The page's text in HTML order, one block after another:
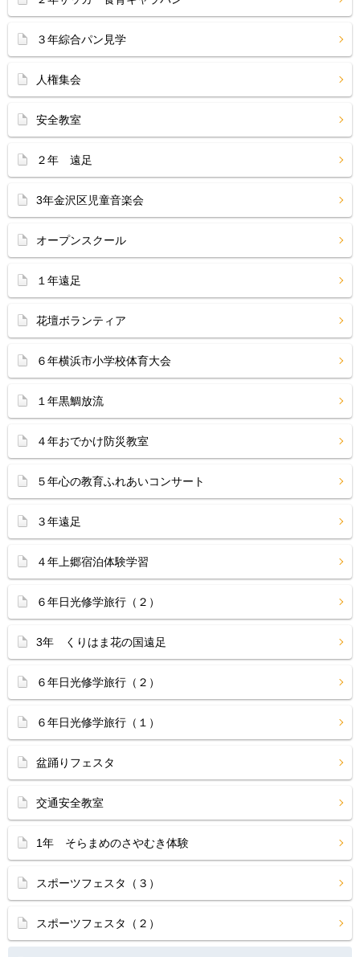
３年綜合パン見学
人権集会
安全教室
２年 遠足
3年金沢区児童音楽会
オープンスクール
１年遠足
花壇ボランティア
６年横浜市小学校体育大会
１年黒鯛放流
４年おでかけ防災教室
５年心の教育ふれあいコンサート
３年遠足
４年上郷宿泊体験学習
６年日光修学旅行（２）
3年 くりはま花の国遠足
６年日光修学旅行（２）
６年日光修学旅行（１）
盆踊りフェスタ
交通安全教室
1年 そらまめのさやむき体験
スポーツフェスタ（３）
スポーツフェスタ（２）